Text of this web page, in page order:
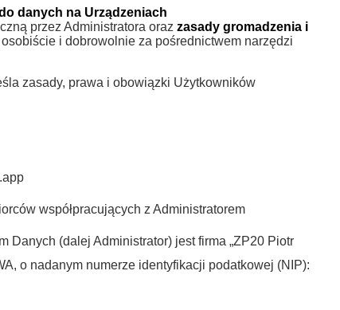
danych na Urządzeniach
przez Administratora oraz zasady gromadzenia i
i dobrowolnie za pośrednictwem narzędzi
zasady, prawa i obowiązki Użytkowników
współpracujących z Administratorem
Danych (dalej Administrator) jest firma „ZP20 Piotr
o nadanym numerze identyfikacji podatkowej (NIP):